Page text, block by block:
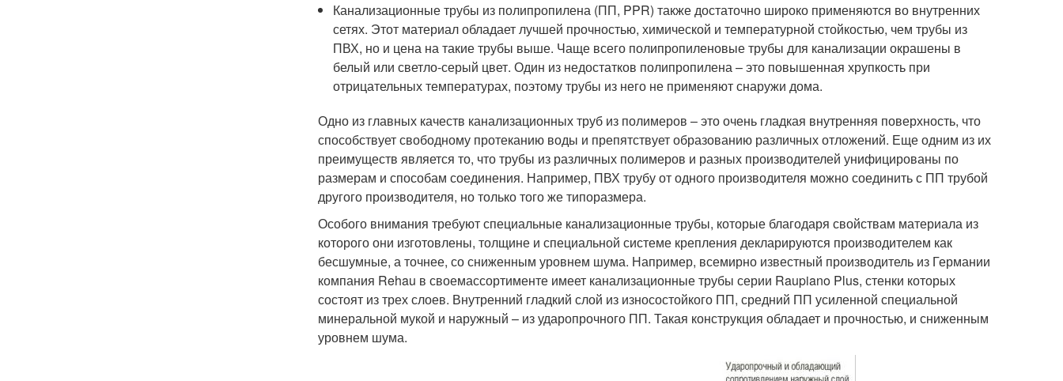
Канализационные трубы из полипропилена (ПП, PPR) также достаточно широко применяются во внутренних
сетях. Этот материал обладает лучшей прочностью, химической и температурной стойкостью, чем трубы из
ПВХ, но и цена на такие трубы выше. Чаще всего полипропиленовые трубы для канализации окрашены в
белый или светло-серый цвет. Один из недостатков полипропилена – это повышенная хрупкость при
отрицательных температурах, поэтому трубы из него не применяют снаружи дома.
Одно из главных качеств канализационных труб из полимеров – это очень гладкая внутренняя поверхность, что
способствует свободному протеканию воды и препятствует образованию различных отложений. Еще одним из их
преимуществ является то, что трубы из различных полимеров и разных производителей унифицированы по
размерам и способам соединения. Например, ПВХ трубу от одного производителя можно соединить с ПП трубой
другого производителя, но только того же типоразмера.
Особого внимания требуют специальные канализационные трубы, которые благодаря свойствам материала из
которого они изготовлены, толщине и специальной системе крепления декларируются производителем как
бесшумные, а точнее, со сниженным уровнем шума. Например, всемирно известный производитель из Германии
компания Rehau в своемассортименте имеет канализационные трубы серии Raupiano Plus, стенки которых
состоят из трех слоев. Внутренний гладкий слой из износостойкого ПП, средний ПП усиленной специальной
минеральной мукой и наружный – из ударопрочного ПП. Такая конструкция обладает и прочностью, и сниженным
уровнем шума.